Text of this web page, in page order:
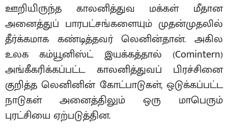
ஊறியிருந்த காலனித்துவ மக்கள் மீதான
அனைத்துப் பாரபட்சங்களையும் முதன்முதலில்
தீர்க்கமாக கண்டித்தவர் லெனின்தான். அகில
உலக கம்யூனிஸ்ட் இயக்கத்தால் (Comintern)
அங்கீகரிக்கப்பட்ட காலனித்துவப் பிரச்சினை
குறித்த லெனினின் கோட்பாடுகள், ஒடுக்கப்பட்ட
நாடுகள் அனைத்திலும் ஒரு மாபெரும்
புரட்சியை ஏற்படுத்தின.